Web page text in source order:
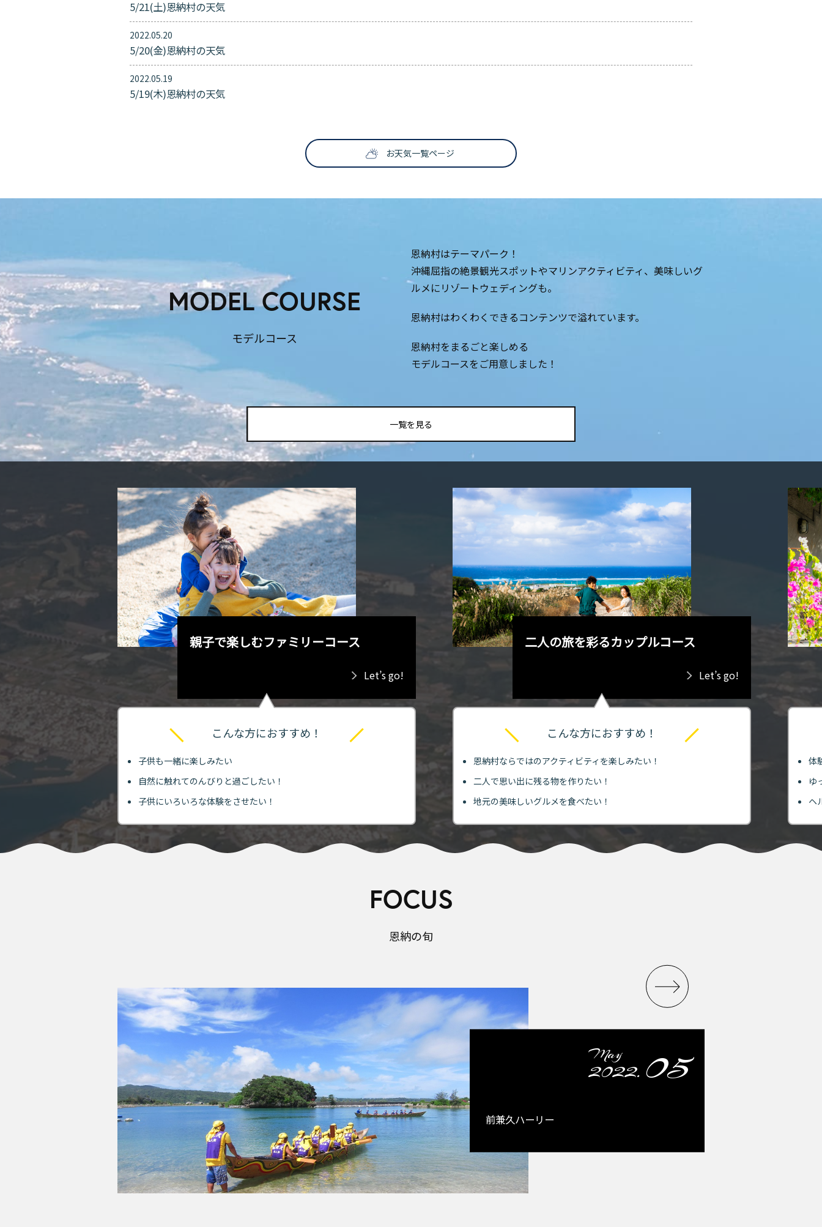
5/21(土)恩納村の天気
2022.05.20
5/20(金)恩納村の天気
2022.05.19
5/19(木)恩納村の天気
お天気一覧ページ
MODEL COURSE
モデルコース
恩納村はテーマパーク！
沖縄屈指の絶景観光スポットやマリンアクティビティ、美味しいグ
ルメにリゾートウェディングも。
恩納村はわくわくできるコンテンツで溢れています。
恩納村をまるごと楽しめる
モデルコースをご用意しました！
一覧を見る
巡るのも
親子で楽しむファミリーコース
Let’s go!
こんな方におすすめ！
子供も一緒に楽しみたい
自然に触れてのんびりと過ごしたい！
子供にいろいろな体験をさせたい！
二人の旅を彩るカップルコース
Let’s go!
こんな方におすすめ！
恩納村ならではのアクティビティを楽しみたい！
二人で思い出に残る物を作りたい！
地元の美味しいグルメを食べたい！
体
ゆ
ヘ
FOCUS
恩納の旬
May
2022. 05
前兼久ハーリー